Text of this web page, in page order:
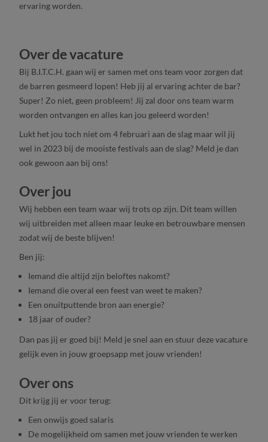
ervaring worden.
Over de vacature
Bij B.I.T.C.H. gaan wij er samen met ons team voor zorgen dat
de barren gesmeerd lopen! Heb jij al ervaring achter de bar?
Super! Zo niet, geen probleem! Jij zal door ons team warm
worden ontvangen en alles kan jou geleerd worden!
Lukt het jou toch niet om 4 februari aan de slag maar wil jij
wel in 2023 bij de mooiste festivals aan de slag? Meld je dan
ook gewoon aan bij ons!
Over jou
Wij hebben een team waar wij trots op zijn. Dit team willen
wij uitbreiden met alleen maar leuke en betrouwbare mensen
zodat wij de beste blijven!
Ben jij:
Iemand die altijd zijn beloftes nakomt?
Iemand die overal een feest van weet te maken?
Een onuitputtende bron aan energie?
18 jaar of ouder?
Dan pas jij er goed bij! Meld je snel aan en stuur deze vacature
gelijk even in jouw groepsapp met jouw vrienden!
Over ons
Dit krijg jij er voor terug:
Een onwijs goed salaris
De mogelijkheid om samen met jouw vrienden te werken